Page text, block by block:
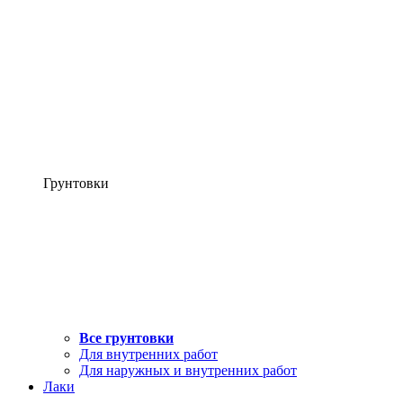
Грунтовки
Все грунтовки
Для внутренних работ
Для наружных и внутренних работ
Лаки